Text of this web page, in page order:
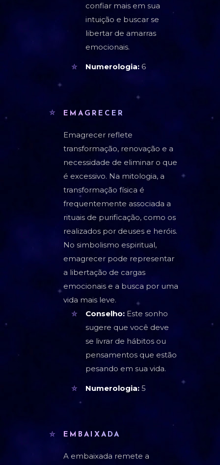
confiar mais em sua
intuição e buscar se
libertar de amarras
emocionais.
Numerologia: 6
EMAGRECER
Emagrecer reflete
transformação, renovação e a
necessidade de eliminar o que
é excessivo. Na mitologia, a
transformação física é
frequentemente associada a
rituais de purificação, como os
realizados por deuses e heróis.
No simbolismo espiritual,
emagrecer pode representar
a libertação de cargas
emocionais e a busca por uma
vida mais leve.
Conselho: Este sonho
sugere que você deve
se livrar de hábitos ou
pensamentos que estão
pesando em sua vida.
Numerologia: 5
EMBAIXADA
A embaixada remete a